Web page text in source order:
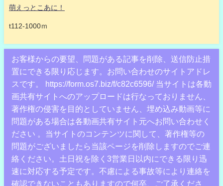
萌えっとこあに！
t112-1000ｍ
お客様からの要望、問題がある記事を削除、送信防止措
置にできる限り応じます。お問い合わせのサイトアドレ
スです。 https://form.os7.biz/f/c82c6596/ 当サイトは各動
画共有サイトへのアップロードは行なっておりません、
著作権の侵害を目的としていません、埋め込み動画等に
問題がある場合は各動画共有サイト元へお問い合わせく
ださい 。当サイトのコンテンツに関して、著作権等の
問題がございましたら当該ページを削除しますのでご連
絡ください。土日祝を除く3営業日以内にできる限り迅
速に対応する予定です。不慮による事故等により連絡を
確認できないこともありますので何卒、ご了承くださ